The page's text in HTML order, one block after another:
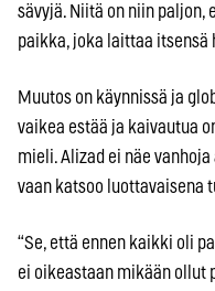
sävyjä. Niitä on niin paljon,
paikka, joka laittaa itsensä
Muutos on käynnissä ja
vaikea estää ja kaivautua
mieli. Alizad ei näe
vaan katsoo luottavaisena
“Se, että ennen kaikki oli
ei oikeastaan mikään ollut